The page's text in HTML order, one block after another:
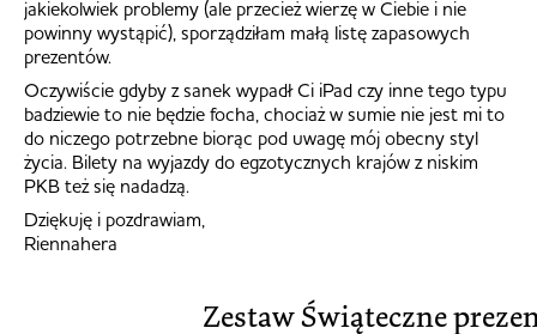
jakiekolwiek problemy (ale przecież wierzę w Ciebie i nie
powinny wystąpić), sporządziłam małą listę zapasowych
prezentów.
Oczywiście gdyby z sanek wypadł Ci iPad czy inne tego typu
badziewie to nie będzie focha, chociaż w sumie nie jest mi to
do niczego potrzebne biorąc pod uwagę mój obecny styl
życia. Bilety na wyjazdy do egzotycznych krajów z niskim
PKB też się nadadzą.
Dziękuję i pozdrawiam,
Riennahera
ZestawŚwiąteczne